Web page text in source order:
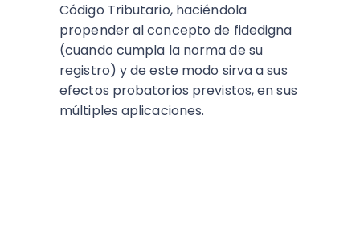
Código Tributario, haciéndola
propender al concepto de fidedigna
(cuando cumpla la norma de su
registro) y de este modo sirva a sus
efectos probatorios previstos, en sus
múltiples aplicaciones.